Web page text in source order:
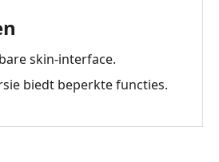
skin-interface.
biedt beperkte functies.